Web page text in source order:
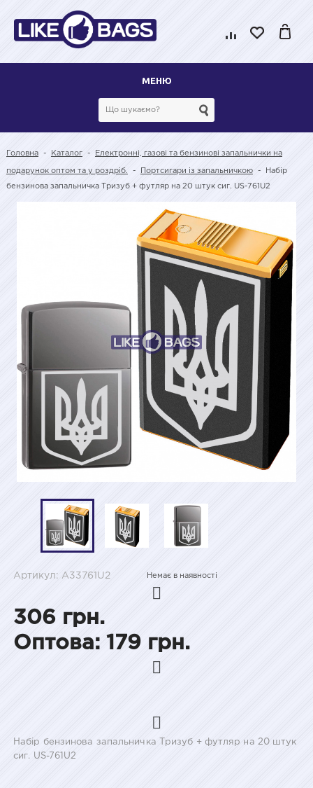
МЕНЮ
Головна - Каталог - Електронні, газові та бензинові запальнички на
подарунок оптом та у роздріб. - Портсигари із запальничкою - Набір
бензинова запальничка Тризуб + футляр на 20 штук сиг. US-761U2
Артикул: A33761U2 Немає в наявності
306 грн.
Оптова: 179 грн.
Набір бензинова запальничка Тризуб + футляр на 20 штук
сиг. US-761U2